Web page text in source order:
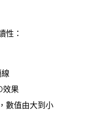
性：
效果
數值由大到小